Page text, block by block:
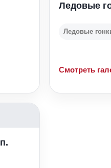
Ледовые
Ледовые
Смотреть